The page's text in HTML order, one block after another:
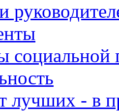
социальной
лучших - в